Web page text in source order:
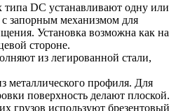
типа DC устанавливают одну или
запорным механизмом для
Установка возможна как на
стороне.
из легированной стали,
профиля. Для
поверхность делают плоской.
грузов используют брезентовый